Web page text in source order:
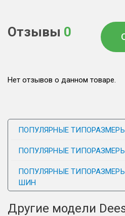
Отзывы 0
Нет отзывов о данном товаре.
ПОПУЛЯРНЫЕ
ПОПУЛЯРНЫЕ
ПОПУЛЯРНЫЕ
ШИН
Другие модели